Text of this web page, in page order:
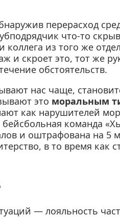
перерасход
что-то
из того же
и скроет это, тот же
обстоятельств.
нас чаще,
это моральным
как нарушителей
команда
и оштрафована на
в то время как
— лояльность